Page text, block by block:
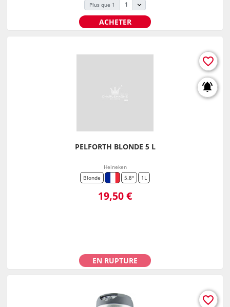
Plus que 1
ACHETER
PELFORTH BLONDE 5 L
Heineken
Blonde
5.8° 1L
Prix
19,50 €
EN RUPTURE
notifications_active
favorite_border
favorite_border